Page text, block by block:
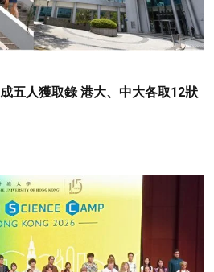
五人獲取錄 港大、中大各取12狀